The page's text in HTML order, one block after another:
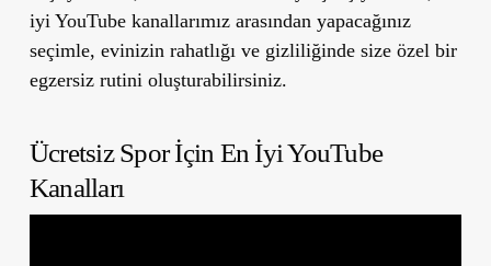
iyi YouTube kanallarımız arasından yapacağınız
seçimle, evinizin rahatlığı ve gizliliğinde size özel bir
egzersiz rutini oluşturabilirsiniz.
Ücretsiz Spor İçin En İyi YouTube
Kanalları